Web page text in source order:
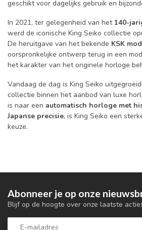
geschikt voor dagelijks gebruik en
In 2021, ter gelegenheid van het 140-
werd de iconische King Seiko collectie
De heruitgave van het bekende KSK
oorspronkelijke ontwerp terug in een
het karakter van het originele horloge
Vandaag de dag is King Seiko
collectie binnen het aanbod van luxe
is naar een automatisch horloge met
Japanse precisie, is King Seiko een
keuze.
Abonneer je op onze
Blijf op de hoogte over onze laatste